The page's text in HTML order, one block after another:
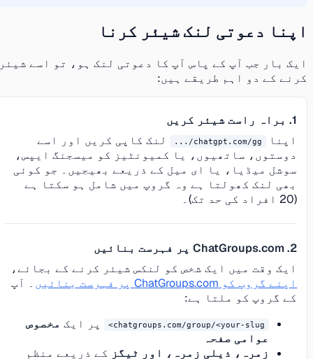
اپنا دعوتی لنک شیئر کرنا
ایک بار جب آپ کے پاس آپ کا دعوتی لنک ہو، تو اسے شیئر
کرنے کے دو اہم طریقے ہیں:
اپنا
chatgpt.com/gg/...
لنک کاپی کریں اور اسے
دوستوں، ساتھیوں، یا کمیونٹیز کو میسجنگ ایپس،
سوشل میڈیا، یا ای میل کے ذریعے بھیجیں۔ جو کوئی
بھی لنک کھولتا ہے وہ گروپ میں شامل ہو سکتا ہے
2. ChatGroups.com پر فہرست بنائیں
ایک وقت میں ایک شخص کو لنکس شیئر کرنے کے بجائے،
اپنے گروپ کو ChatGroups.com پر فہرست بنائیں
۔ آپ
کے گروپ کو ملتا ہے:
chatgroups.com/group/<your-slug> پر ایکمخصوص
عوامی صفحہ
زمرہ، ذیلی زمرہ، اور ٹیگزکے ذریعے منظم